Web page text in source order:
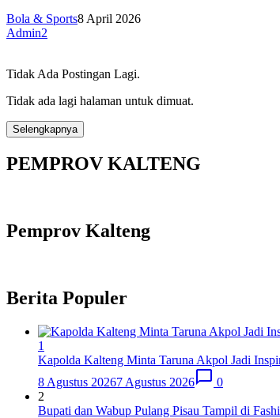
Bola & Sports8 April 2026
Admin2
Tidak Ada Postingan Lagi.
Tidak ada lagi halaman untuk dimuat.
Selengkapnya
PEMPROV KALTENG
Pemprov Kalteng
Berita Populer
1
Kapolda Kalteng Minta Taruna Akpol Jadi
8 Agustus 20267 Agustus 2026
0
2
Bupati dan Wabup Pulang Pisau Tampil di